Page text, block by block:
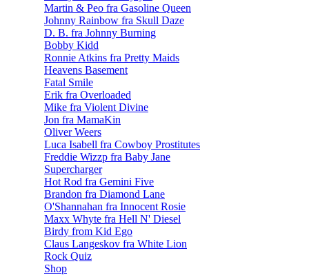
Martin & Peo fra Gasoline Queen
Johnny Rainbow fra Skull Daze
D. B. fra Johnny Burning
Bobby Kidd
Ronnie Atkins fra Pretty Maids
Heavens Basement
Fatal Smile
Erik fra Overloaded
Mike fra Violent Divine
Jon fra MamaKin
Oliver Weers
Luca Isabell fra Cowboy Prostitutes
Freddie Wizzp fra Baby Jane
Supercharger
Hot Rod fra Gemini Five
Brandon fra Diamond Lane
O'Shannahan fra Innocent Rosie
Maxx Whyte fra Hell N' Diesel
Birdy from Kid Ego
Claus Langeskov fra White Lion
Rock Quiz
Shop